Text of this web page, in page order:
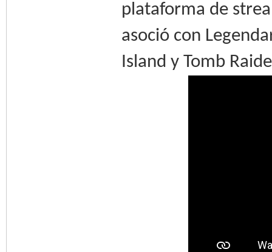
plataforma de
asoció con
Island y Tomb